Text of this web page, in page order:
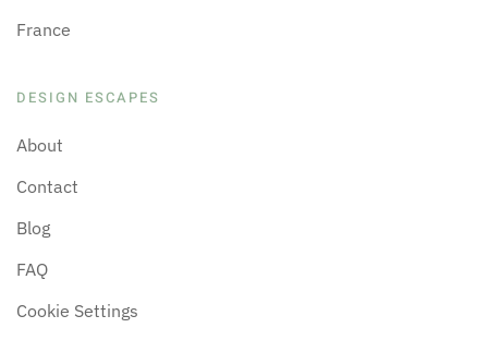
France
DESIGN ESCAPES
About
Contact
Blog
FAQ
Cookie Settings